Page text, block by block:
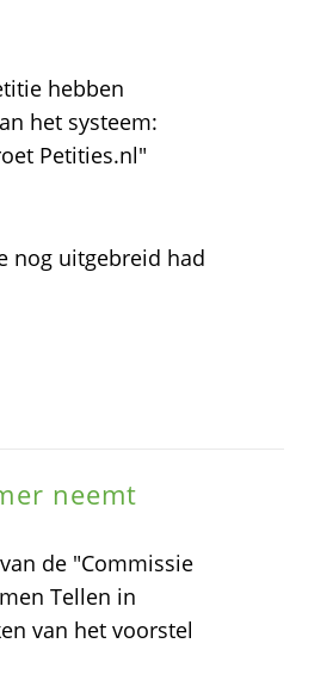
hebben
het systeem:
Petities.nl"
nog uitgebreid had
neemt
de "Commissie
Tellen in
van het voorstel